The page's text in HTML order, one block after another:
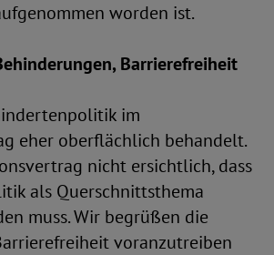
worden ist.
Barrierefreiheit
im
eher oberflächlich behandelt.
nicht ersichtlich, dass
als Querschnittsthema
muss. Wir begrüßen die
voranzutreiben